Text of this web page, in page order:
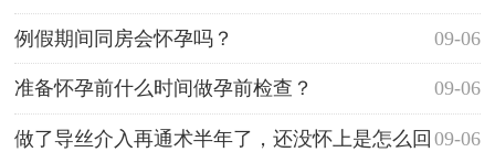
09-06
例假期间同房会怀孕吗？
09-06
准备怀孕前什么时间做孕前检查？
09-06
做了导丝介入再通术半年了，还没怀上是怎么回